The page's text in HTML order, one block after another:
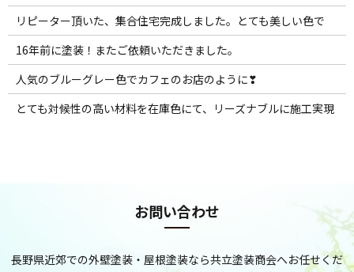
リピーター頂いた、集合住宅完成しました。とても美しい色で
16年前に塗装！またご依頼いただきました。
人気のブルーグレー色でカフェのお店のように❣
とても対候性の高い材料を在庫色にて、リーズナブルに施工実現
お問い合わせ
長野県近郊での外壁塗装・屋根塗装なら共立塗装商会へお任せくだ